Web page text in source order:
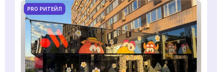
PRO РИТЕЙЛ